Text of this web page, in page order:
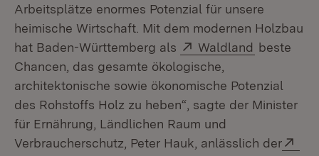
Arbeitsplätze enormes Potenzial für unsere
heimische Wirtschaft. Mit dem modernen Holzbau
hat Baden-Württemberg als
Extern:
Waldland (Öffnet in
beste
Chancen, das gesamte ökologische,
architektonische sowie ökonomische Potenzial
des Rohstoffs Holz zu heben“, sagte der Minister
für Ernährung, Ländlichen Raum und
Verbraucherschutz, Peter Hauk, anlässlich der